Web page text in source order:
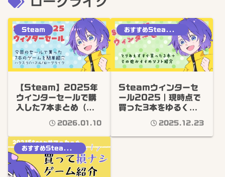
Steam
【Steam】2025年
ウィンターセールで購
入した7本まとめ（ハ
簡単感想あり
2026.01.10
おすすめSteamゲーム
Steamウィンターセ
ール2025｜現時点で
買った3本をゆるく紹
2025.12.23
おすすめSteamゲーム